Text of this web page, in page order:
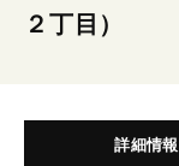
２丁目）
詳細情報